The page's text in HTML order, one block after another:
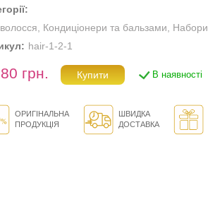
Кондиціонери та бальзами Набори
hair-1-2-1
грн. В наявності
ОРИГІНАЛЬНА
ПРОДУКЦІЯ
ШВИДКА
ДОСТАВКА